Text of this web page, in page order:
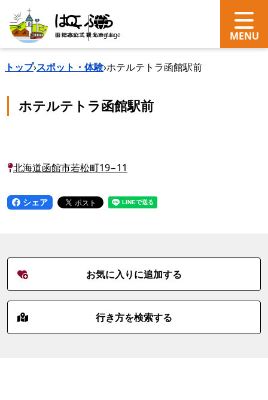
search Language
トップ›スポット・体験›ホテルテトラ函館駅前
ホテルテトラ函館駅前
北海道函館市若松町19−11
シェア
お気に入りに追加する
行き方を検索する